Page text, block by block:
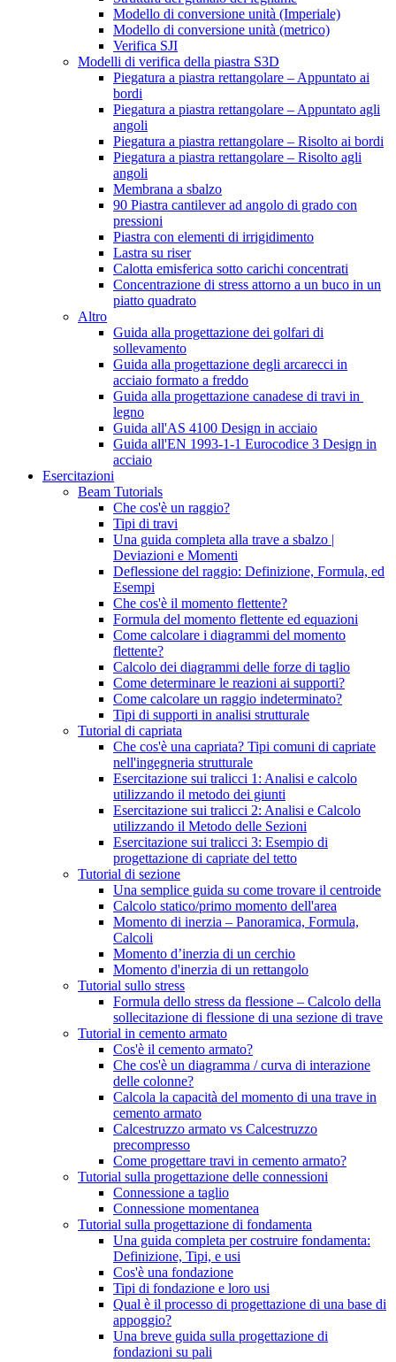
Modello di conversione unità (Imperiale)
Modello di conversione unità (metrico)
Verifica SJI
Modelli di verifica della piastra S3D
Piegatura a piastra rettangolare – Appuntato ai
bordi
Piegatura a piastra rettangolare – Appuntato agli
angoli
Piegatura a piastra rettangolare – Risolto ai bordi
Piegatura a piastra rettangolare – Risolto agli
angoli
Membrana a sbalzo
90 Piastra cantilever ad angolo di grado con
pressioni
Piastra con elementi di irrigidimento
Lastra su riser
Calotta emisferica sotto carichi concentrati
Concentrazione di stress attorno a un buco in un
piatto quadrato
Altro
Guida alla progettazione dei golfari di
sollevamento
Guida alla progettazione degli arcarecci in
acciaio formato a freddo
Guida alla progettazione canadese di travi in ​​
legno
Guida all'AS 4100 Design in acciaio
Guida all'EN 1993-1-1 Eurocodice 3 Design in
acciaio
Esercitazioni
Beam Tutorials
Che cos'è un raggio?
Tipi di travi
Una guida completa alla trave a sbalzo |
Deviazioni e Momenti
Deflessione del raggio: Definizione, Formula, ed
Esempi
Che cos'è il momento flettente?
Formula del momento flettente ed equazioni
Come calcolare i diagrammi del momento
flettente?
Calcolo dei diagrammi delle forze di taglio
Come determinare le reazioni ai supporti?
Come calcolare un raggio indeterminato?
Tipi di supporti in analisi strutturale
Tutorial di capriata
Che cos'è una capriata? Tipi comuni di capriate
nell'ingegneria strutturale
Esercitazione sui tralicci 1: Analisi e calcolo
utilizzando il metodo dei giunti
Esercitazione sui tralicci 2: Analisi e Calcolo
utilizzando il Metodo delle Sezioni
Esercitazione sui tralicci 3: Esempio di
progettazione di capriate del tetto
Tutorial di sezione
Una semplice guida su come trovare il centroide
Calcolo statico/primo momento dell'area
Momento di inerzia – Panoramica, Formula,
Calcoli
Momento d’inerzia di un cerchio
Momento d'inerzia di un rettangolo
Tutorial sullo stress
Formula dello stress da flessione – Calcolo della
sollecitazione di flessione di una sezione di trave
Tutorial in cemento armato
Cos'è il cemento armato?
Che cos'è un diagramma / curva di interazione
delle colonne?
Calcola la capacità del momento di una trave in
cemento armato
Calcestruzzo armato vs Calcestruzzo
precompresso
Come progettare travi in ​​cemento armato?
Tutorial sulla progettazione delle connessioni
Connessione a taglio
Connessione momentanea
Tutorial sulla progettazione di fondamenta
Una guida completa per costruire fondamenta:
Definizione, Tipi, e usi
Cos'è una fondazione
Tipi di fondazione e loro usi
Qual è il processo di progettazione di una base di
appoggio?
Una breve guida sulla progettazione di
fondazioni su pali